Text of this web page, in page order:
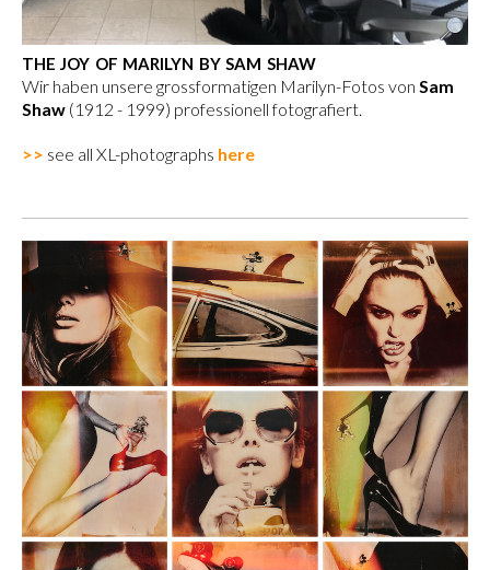
THE JOY OF MARILYN BY SAM SHAW
Wir haben unsere grossformatigen Marilyn-Fotos von Sam
Shaw (1912 - 1999) professionell fotografiert.
>> see all XL-photographs here